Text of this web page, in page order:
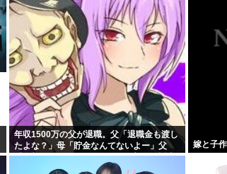
年収1500万の父が退職。父「退職金も渡し
たよな？」母「貯金なんてないよー」父
「全部なくなったの！？」→予想外の返事
に家族騒然となり…
嫁と子